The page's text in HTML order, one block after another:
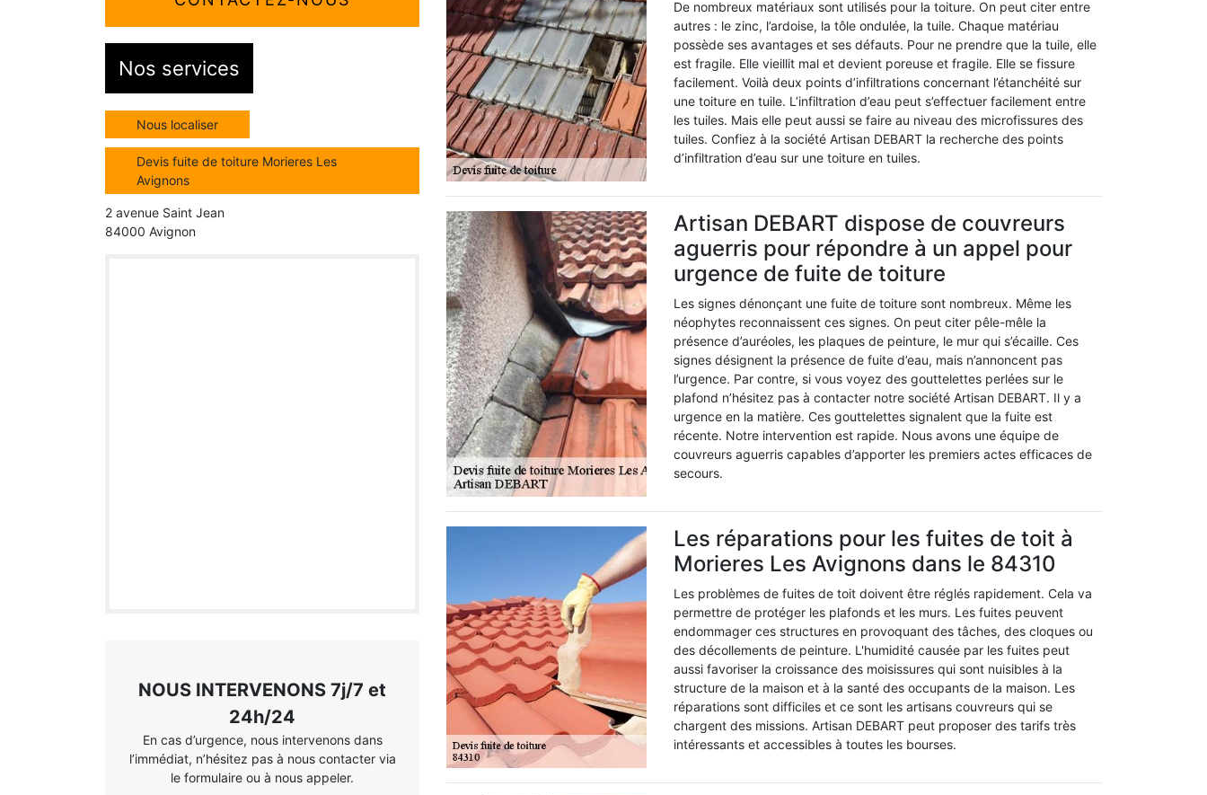
Nos services
Nous localiser
Devis fuite de toiture Morieres Les
Avignons
2 avenue Saint Jean
84000 Avignon
NOUS INTERVENONS 7j/7 et
24h/24
En cas d’urgence, nous intervenons dans
l’immédiat, n’hésitez pas à nous contacter via
le formulaire ou à nous appeler.
De nombreux matériaux sont utilisés pour la toiture. On peut citer entre
autres : le zinc, l’ardoise, la tôle ondulée, la tuile. Chaque matériau
possède ses avantages et ses défauts. Pour ne prendre que la tuile, elle
est fragile. Elle vieillit mal et devient poreuse et fragile. Elle se fissure
facilement. Voilà deux points d’infiltrations concernant l’étanchéité sur
une toiture en tuile. L’infiltration d’eau peut s’effectuer facilement entre
les tuiles. Mais elle peut aussi se faire au niveau des microfissures des
tuiles. Confiez à la société Artisan DEBART la recherche des points
d’infiltration d’eau sur une toiture en tuiles.
Artisan DEBART dispose de couvreurs
aguerris pour répondre à un appel pour
urgence de fuite de toiture
Les signes dénonçant une fuite de toiture sont nombreux. Même les
néophytes reconnaissent ces signes. On peut citer pêle-mêle la
présence d’auréoles, les plaques de peinture, le mur qui s’écaille. Ces
signes désignent la présence de fuite d’eau, mais n’annoncent pas
l’urgence. Par contre, si vous voyez des gouttelettes perlées sur le
plafond n’hésitez pas à contacter notre société Artisan DEBART. Il y a
urgence en la matière. Ces gouttelettes signalent que la fuite est
récente. Notre intervention est rapide. Nous avons une équipe de
couvreurs aguerris capables d’apporter les premiers actes efficaces de
secours.
Les réparations pour les fuites de toit à
Morieres Les Avignons dans le 84310
Les problèmes de fuites de toit doivent être réglés rapidement. Cela va
permettre de protéger les plafonds et les murs. Les fuites peuvent
endommager ces structures en provoquant des tâches, des cloques ou
des décollements de peinture. L'humidité causée par les fuites peut
aussi favoriser la croissance des moisissures qui sont nuisibles à la
structure de la maison et à la santé des occupants de la maison. Les
réparations sont difficiles et ce sont les artisans couvreurs qui se
chargent des missions. Artisan DEBART peut proposer des tarifs très
intéressants et accessibles à toutes les bourses.